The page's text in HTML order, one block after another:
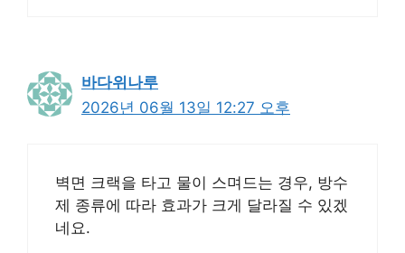
바다위나루
2026년 06월 13일 12:27 오후
벽면 크랙을 타고 물이 스며드는 경우, 방수
제 종류에 따라 효과가 크게 달라질 수 있겠
네요.